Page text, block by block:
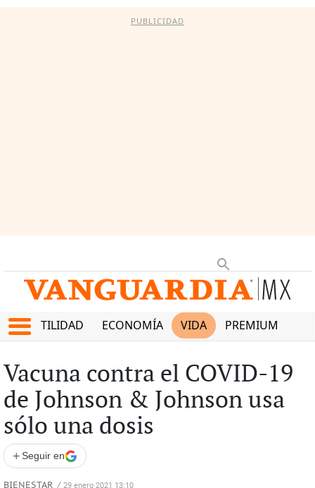
PUBLICIDAD
UTILIDAD ECONOMÍA VIDA PREMIUM
Vacuna contra el COVID-19
de Johnson & Johnson usa
sólo una dosis
+ Seguir en
BIENESTAR / 29 enero 2021 13:10